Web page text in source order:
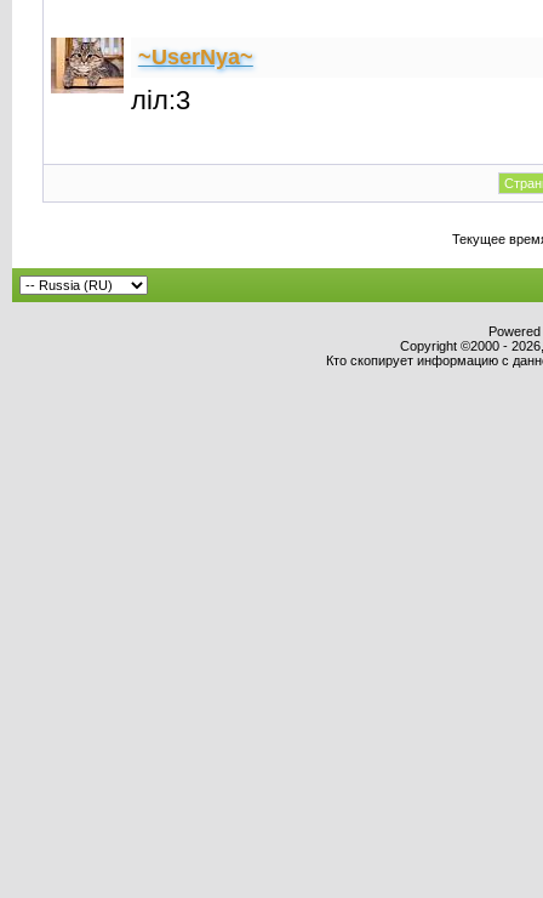
~UserNya~
лiл:3
Текущее
Copyright ©2000 -
Кто скопирует информацию с